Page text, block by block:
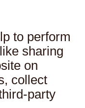
to perform
sharing
on
collect
party